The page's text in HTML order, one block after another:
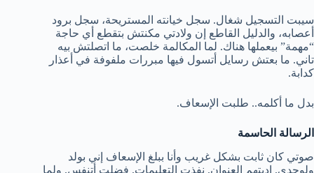
سيبت التسجيل شغال. سجل خيانته المستريحة، سجل برود
أعصابه، والدليل القاطع إن ولادتي مكنتش بتقطع أي حاجة
“مهمة” بيعملها هناك. لما المكالمة خلصت، ما اتصلتش بيه
تاني. ما بعتش رسايل أتسول فيها مبررات ملفوفة في أعذار
كدابة.
بدل ما أكلمه.. طلبت الإسعاف.
الرسالة الحاسمة
صوتي كان ثابت بشكل غريب وأنا ببلغ الإسعاف إني بولد
ولوحدي. اديتهم العنوان. نفذت التعليمات. فضلت أتنفس. ولما